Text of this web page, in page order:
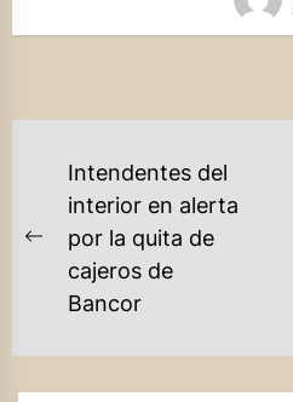
NAVEGACIÓN
ENTRADAS
Previous
post:
Intendentes del
interior en alerta
por la quita de
cajeros de
Bancor